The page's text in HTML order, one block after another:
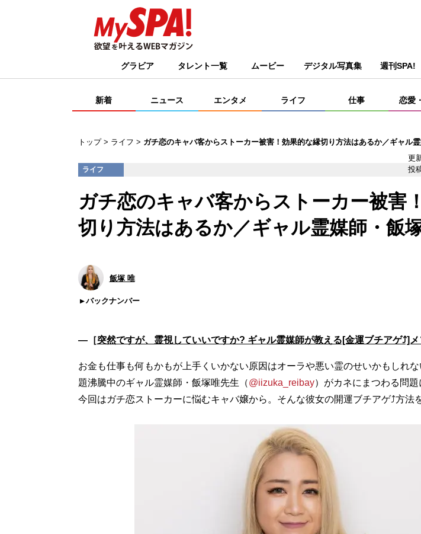
グラビア タレント一覧 ムービー デジタル写真集 週刊SPA!
新着 ニュース エンタメ ライフ 仕事 恋愛
トップ ライフ
ガチ恋のキャバ客からストーカー被害！効果的な縁切り方法はあるか／ギャル
更
ライフ 投
ガチ恋のキャバ客からストーカー被害
切り方法はあるか／ギャル霊媒師・飯
飯塚 唯
バックナンバー
―［突然ですが、霊視していいですか? ギャル霊媒師が教える[金運ブチアゲ⤴]メ
お金も仕事も何もかもが上手くいかない原因はオーラや悪い霊のせいかもしれ
題沸騰中のギャル霊媒師・飯塚唯先生（@iizuka_reibay）がカネにまつわる問題
今回はガチ恋ストーカーに悩むキャバ嬢から。そんな彼女の開運ブチアゲ⤴方法